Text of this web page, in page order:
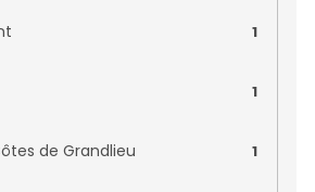
0
Montagne 0
0
1
1
de Grandlieu 1